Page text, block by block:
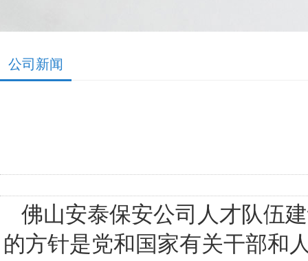
公司新闻
佛山安泰保安公司人才队伍
的方针是党和国家有关干部和